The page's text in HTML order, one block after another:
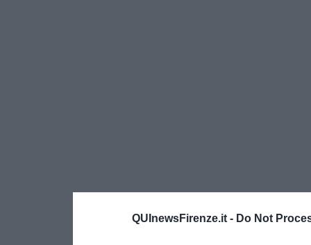
QUInewsFirenze.it - Do Not